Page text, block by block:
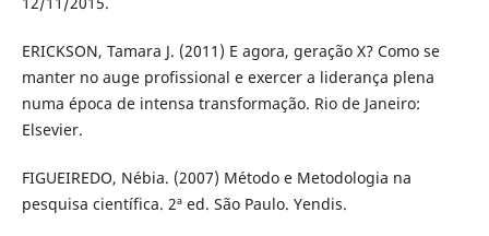
ERICKSON, Tamara J. (2011) E agora, geração X? Como se
manter no auge profissional e exercer a liderança plena
numa época de intensa transformação. Rio de Janeiro:
Elsevier.
FIGUEIREDO, Nébia. (2007) Método e Metodologia na
pesquisa científica. 2ª ed. São Paulo. Yendis.